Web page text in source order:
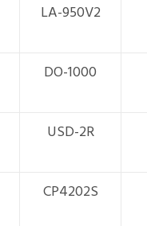
LA-950V2
DO-1000
USD-2R
CP4202S